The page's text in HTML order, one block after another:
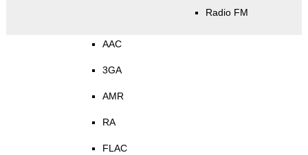
Radio FM
AAC
3GA
AMR
RA
FLAC